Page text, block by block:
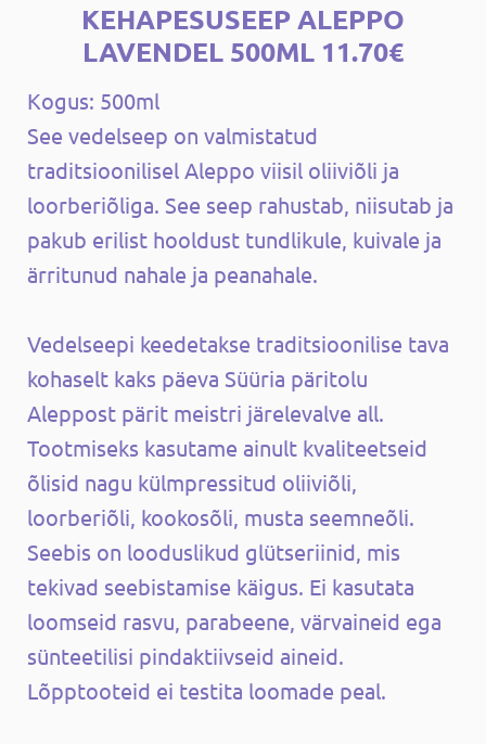
KEHAPESUSEEP ALEPPO
LAVENDEL 500ML 11.70€
Kogus: 500ml
See vedelseep on valmistatud
traditsioonilisel Aleppo viisil oliiviõli ja
loorberiõliga. See seep rahustab, niisutab ja
pakub erilist hooldust tundlikule, kuivale ja
ärritunud nahale ja peanahale.
Vedelseepi keedetakse traditsioonilise tava
kohaselt kaks päeva Süüria päritolu
Aleppost pärit meistri järelevalve all.
Tootmiseks kasutame ainult kvaliteetseid
õlisid nagu külmpressitud oliiviõli,
loorberiõli, kookosõli, musta seemneõli.
Seebis on looduslikud glütseriinid, mis
tekivad seebistamise käigus. Ei kasutata
loomseid rasvu, parabeene, värvaineid ega
sünteetilisi pindaktiivseid aineid.
Lõpptooteid ei testita loomade peal.